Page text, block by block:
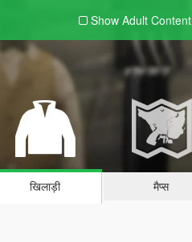
Show Adult Content
खिलाड़ी मैप्स